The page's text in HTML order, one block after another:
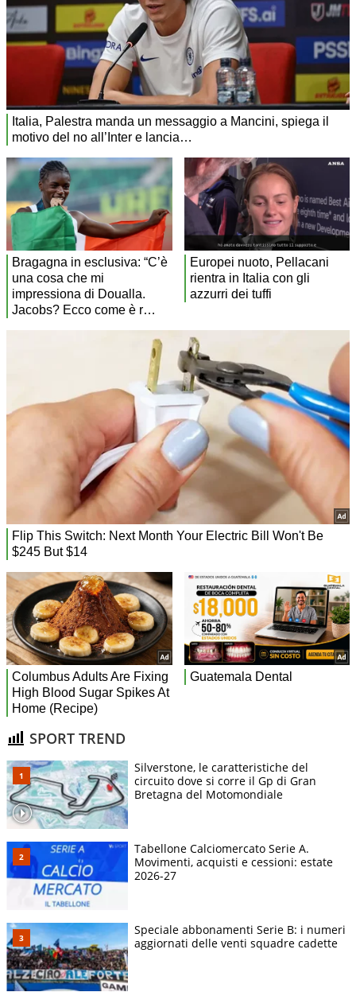
SPORT TREND
Silverstone, le caratteristiche del
circuito dove si corre il Gp di Gran
Bretagna del Motomondiale
Tabellone Calciomercato Serie A.
Movimenti, acquisti e cessioni: estate
2026-27
Speciale abbonamenti Serie B: i numeri
aggiornati delle venti squadre cadette